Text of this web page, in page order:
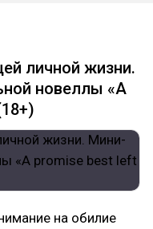
личной жизни.
новеллы «A
на обилие